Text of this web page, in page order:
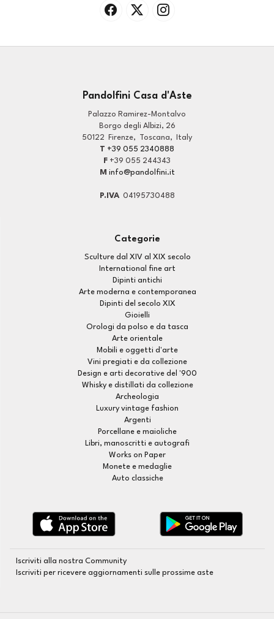
Pandolfini Casa d'Aste
Palazzo Ramirez-Montalvo
Borgo degli Albizi, 26
50122
Firenze, Toscana,
Italy
T +39 055 2340888
F +39 055 244343
M info@pandolfini.it
P.IVA 04195730488
Categorie
Sculture dal XIV al XIX secolo
International fine art
Dipinti antichi
Arte moderna e contemporanea
Dipinti del secolo XIX
Gioielli
Orologi da polso e da tasca
Arte orientale
Mobili e oggetti d'arte
Vini pregiati e da collezione
Design e arti decorative del '900
Whisky e distillati da collezione
Archeologia
Luxury vintage fashion
Argenti
Porcellane e maioliche
Libri, manoscritti e autografi
Works on Paper
Monete e medaglie
Auto classiche
Iscriviti alla nostra Community
Iscriviti per ricevere aggiornamenti sulle prossime aste